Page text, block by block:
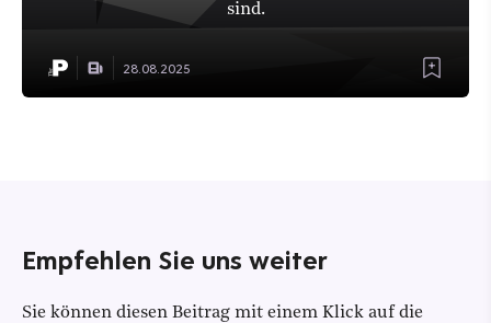
sind.
28.08.2025
Empfehlen Sie uns weiter
Sie können diesen Beitrag mit einem Klick auf die